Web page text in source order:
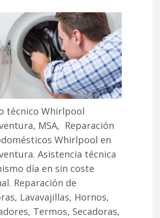
técnico Whirlpool
MSA, Reparación
Whirlpool en
Asistencia técnica
día en sin coste
Reparación de
Lavavajillas, Hornos,
Termos, Secadoras,